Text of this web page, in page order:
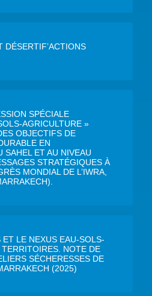
DÉSERTIF’ACTIONS
SPÉCIALE
AGRICULTURE »
OBJECTIFS DE
EN
SAHEL ET AU NIVEAU
STRATÉGIQUES À
MONDIAL DE L’IWRA,
ET LE NEXUS EAU-SOLS-
NOTE DE
SÉCHERESSES DE
(2025)